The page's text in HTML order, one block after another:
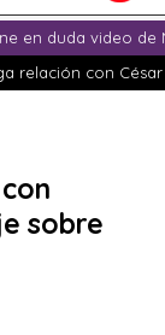
en duda video de
relación con
sobre